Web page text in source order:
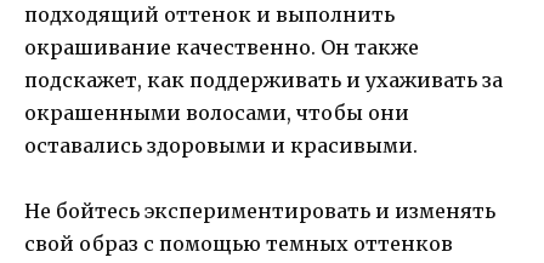
подходящий оттенок и выполнить
окрашивание качественно. Он также
подскажет, как поддерживать и ухаживать за
окрашенными волосами, чтобы они
оставались здоровыми и красивыми.
Не бойтесь экспериментировать и изменять
свой образ с помощью темных оттенков